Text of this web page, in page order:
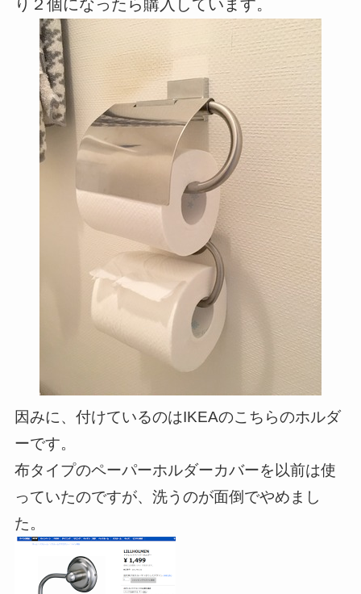
り２個になったら購入しています。
因みに、付けているのはIKEAのこちらのホルダ
ーです。
布タイプのペーパーホルダーカバーを以前は使
っていたのですが、洗うのが面倒でやめまし
た。